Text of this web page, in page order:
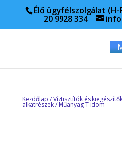
Élő ügyfélszolgálat (H-
20 9928 334
Kezdőlap /Víztisztítók és kiegészítők
alkatrészek/ Műanyag T idom